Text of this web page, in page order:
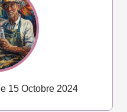
le 15 Octobre 2024